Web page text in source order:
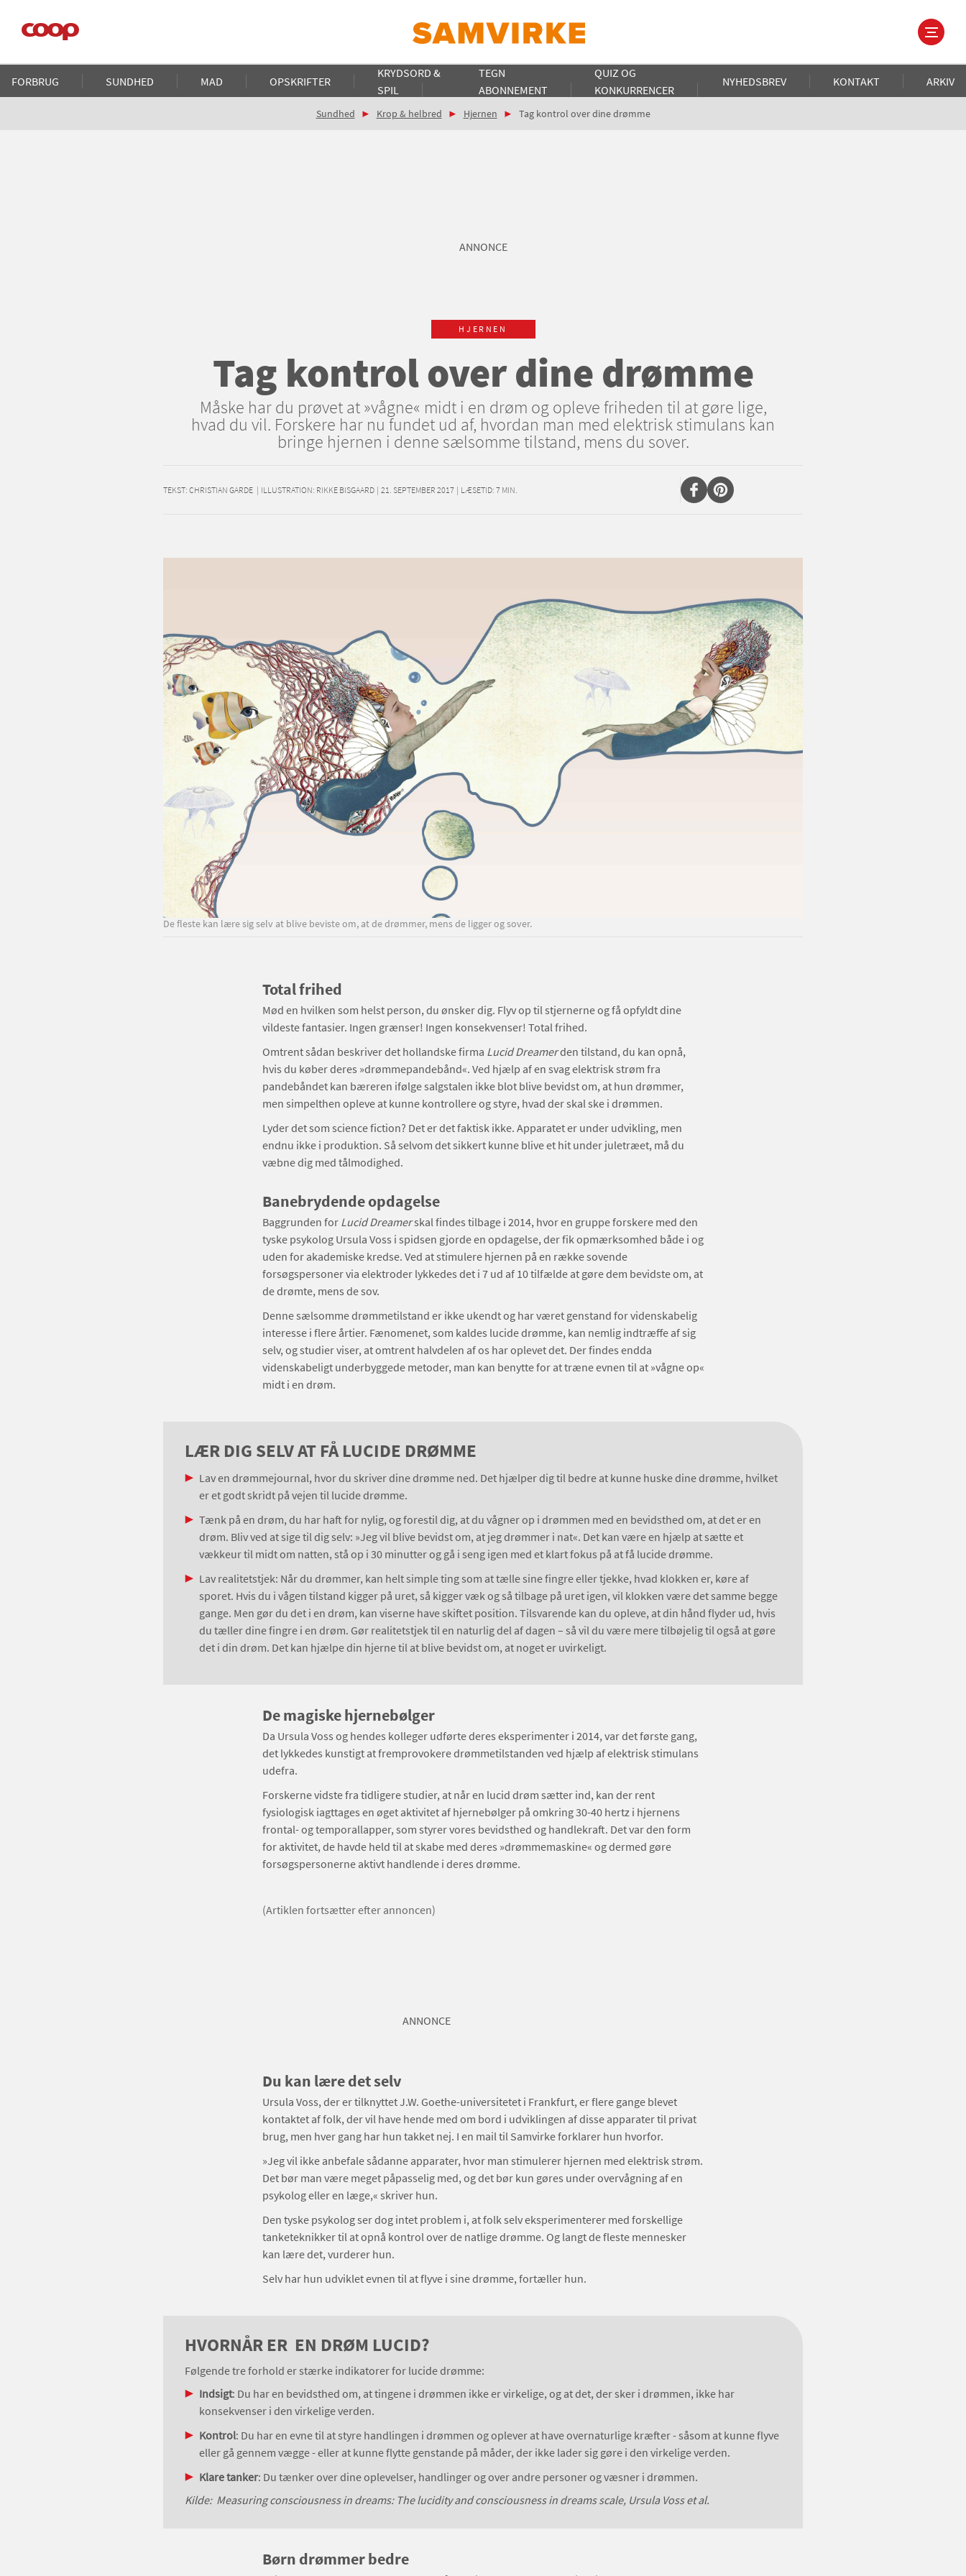
hovedindhold
Main
navigation
FORBRUG SUNDHED MAD OPSKRIFTER
KRYDSORD &
SPIL
TEGN
ABONNEMENT
QUIZ OG
KONKURRENCER
NYHEDSBREV KONTAKT ARKIV
Brødkrumme
Sundhed Krop & helbred Hjernen Tag kontrol over dine drømme
ANNONCE
HJERNEN
Tag kontrol over dine drømme
Måske har du prøvet at »vågne« midt i en drøm og opleve friheden til at gøre lige,
hvad du vil. Forskere har nu fundet ud af, hvordan man med elektrisk stimulans kan
bringe hjernen i denne sælsomme tilstand, mens du sover.
TEKST: CHRISTIAN GARDE | ILLUSTRATION: RIKKE BISGAARD | 21. SEPTEMBER 2017 | LÆSETID: 7 MIN.
De fleste kan lære sig selv at blive beviste om, at de drømmer, mens de ligger og sover.
Total frihed
Mød en hvilken som helst person, du ønsker dig. Flyv op til stjernerne og få opfyldt dine
vildeste fantasier. Ingen grænser! Ingen konsekvenser! Total frihed.
Omtrent sådan beskriver det hollandske firma Lucid Dreamerden tilstand, du kan opnå,
hvis du køber deres »drømmepandebånd«. Ved hjælp af en svag elektrisk strøm fra
pandebåndet kan bæreren ifølge salgstalen ikke blot blive bevidst om, at hun drømmer,
men simpelthen opleve at kunne kontrollere og styre, hvad der skal ske i drømmen.
Lyder det som science fiction? Det er det faktisk ikke. Apparatet er under udvikling, men
endnu ikke i produktion. Så selvom det sikkert kunne blive et hit under juletræet, må du
væbne dig med tålmodighed.
Banebrydende opdagelse
Baggrunden for Lucid Dreamerskal findes tilbage i 2014, hvor en gruppe forskere med den
tyske psykolog Ursula Voss i spidsen gjorde en opdagelse, der fik opmærksomhed både i og
uden for akademiske kredse. Ved at stimulere hjernen på en række sovende
forsøgspersoner via elektroder lykkedes det i 7 ud af 10 tilfælde at gøre dem bevidste om, at
de drømte, mens de sov.
Denne sælsomme drømmetilstand er ikke ukendt og har været genstand for videnskabelig
interesse i flere årtier. Fænomenet, som kaldes lucide drømme, kan nemlig indtræffe af sig
selv, og studier viser, at omtrent halvdelen af os har oplevet det. Der findes endda
videnskabeligt underbyggede metoder, man kan benytte for at træne evnen til at »vågne op«
midt i en drøm.
LÆR DIG SELV AT FÅ LUCIDE DRØMME
Lav en drømmejournal, hvor du skriver dine drømme ned. Det hjælper dig til bedre at kunne huske dine drømme, hvilket
er et godt skridt på vejen til lucide drømme.
Tænk på en drøm, du har haft for nylig, og forestil dig, at du vågner op i drømmen med en bevidsthed om, at det er en
drøm. Bliv ved at sige til dig selv: »Jeg vil blive bevidst om, at jeg drømmer i nat«. Det kan være en hjælp at sætte et
vækkeur til midt om natten, stå op i 30 minutter og gå i seng igen med et klart fokus på at få lucide drømme.
Lav realitetstjek: Når du drømmer, kan helt simple ting som at tælle sine fingre eller tjekke, hvad klokken er, køre af
sporet. Hvis du i vågen tilstand kigger på uret, så kigger væk og så tilbage på uret igen, vil klokken være det samme begge
gange. Men gør du det i en drøm, kan viserne have skiftet position. Tilsvarende kan du opleve, at din hånd flyder ud, hvis
du tæller dine fingre i en drøm. Gør realitetstjek til en naturlig del af dagen – så vil du være mere tilbøjelig til også at gøre
det i din drøm. Det kan hjælpe din hjerne til at blive bevidst om, at noget er uvirkeligt.
De magiske hjernebølger
Da Ursula Voss og hendes kolleger udførte deres eksperimenter i 2014, var det første gang,
det lykkedes kunstigt at fremprovokere drømmetilstanden ved hjælp af elektrisk stimulans
udefra.
Forskerne vidste fra tidligere studier, at når en lucid drøm sætter ind, kan der rent
fysiologisk iagttages en øget aktivitet af hjernebølger på omkring 30-40 hertz i hjernens
frontal- og temporallapper, som styrer vores bevidsthed og handlekraft. Det var den form
for aktivitet, de havde held til at skabe med deres »drømmemaskine« og dermed gøre
forsøgspersonerne aktivt handlende i deres drømme.
(Artiklen fortsætter efter annoncen)
ANNONCE
Du kan lære det selv
Ursula Voss, der er tilknyttet J.W. Goethe-universitetet i Frankfurt, er flere gange blevet
kontaktet af folk, der vil have hende med om bord i udviklingen af disse apparater til privat
brug, men hver gang har hun takket nej. I en mail til Samvirke forklarer hun hvorfor.
»Jeg vil ikke anbefale sådanne apparater, hvor man stimulerer hjernen med elektrisk strøm.
Det bør man være meget påpasselig med, og det bør kun gøres under overvågning af en
psykolog eller en læge,« skriver hun.
Den tyske psykolog ser dog intet problem i, at folk selv eksperimenterer med forskellige
tanketeknikker til at opnå kontrol over de natlige drømme. Og langt de fleste mennesker
kan lære det, vurderer hun.
Selv har hun udviklet evnen til at flyve i sine drømme, fortæller hun.
HVORNÅR ER EN DRØM LUCID?
Følgende tre forhold er stærke indikatorer for lucide drømme:
Indsigt: Du har en bevidsthed om, at tingene i drømmen ikke er virkelige, og at det, der sker i drømmen, ikke har
konsekvenser i den virkelige verden.
Kontrol: Du har en evne til at styre handlingen i drømmen og oplever at have overnaturlige kræfter - såsom at kunne flyve
eller gå gennem vægge - eller at kunne flytte genstande på måder, der ikke lader sig gøre i den virkelige verden.
Klare tanker: Du tænker over dine oplevelser, handlinger og over andre personer og væsner i drømmen.
Kilde: Measuring consciousness in dreams: The lucidity and consciousness in dreams scale, Ursula Voss et al.
Børn drømmer bedre